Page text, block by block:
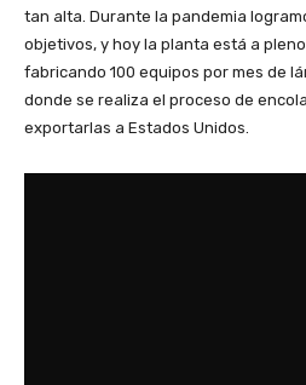
tan alta. Durante la pandemia
objetivos, y hoy la planta está a
fabricando 100 equipos por mes de
donde se realiza el proceso de
exportarlas a Estados Unidos.